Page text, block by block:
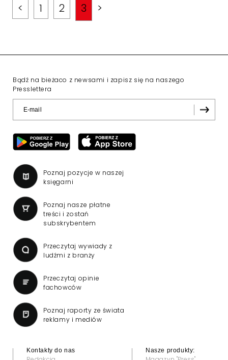
< 1 2 3 >
Bądź na bieżaco z newsami i zapisz się na naszego
Presslettera
Poznaj pozycje w naszej
księgarni
Poznaj nasze płatne
treści i zostań
subskrybentem
Przeczytaj wywiady z
ludźmi z branży
Przeczytaj opinie
fachowców
Poznaj raporty ze świata
reklamy i mediów
Kontakty do nas Nasze produkty: